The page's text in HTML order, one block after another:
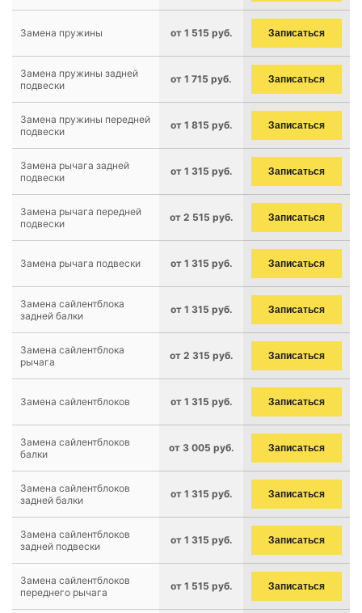
Замена пружины от 1 515 руб. Записаться
Замена пружины задней
подвески
от 1 715 руб. Записаться
Замена пружины передней
подвески
от 1 815 руб. Записаться
Замена рычага задней
подвески
от 1 315 руб. Записаться
Замена рычага передней
подвески
от 2 515 руб. Записаться
Замена рычага подвески от 1 315 руб. Записаться
Замена сайлентблока
задней балки
от 1 315 руб. Записаться
Замена сайлентблока
рычага
от 2 315 руб. Записаться
Замена сайлентблоков от 1 315 руб. Записаться
Замена сайлентблоков
балки
от 3 005 руб. Записаться
Замена сайлентблоков
задней балки
от 1 315 руб. Записаться
Замена сайлентблоков
задней подвески
от 1 315 руб. Записаться
Замена сайлентблоков
переднего рычага
от 1 515 руб. Записаться